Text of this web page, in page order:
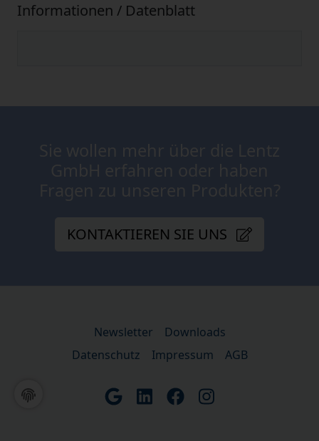
Informationen / Datenblatt
KONTAKTIEREN SIE UNS
Newsletter
Downloads
Datenschutz
Impressum AGB